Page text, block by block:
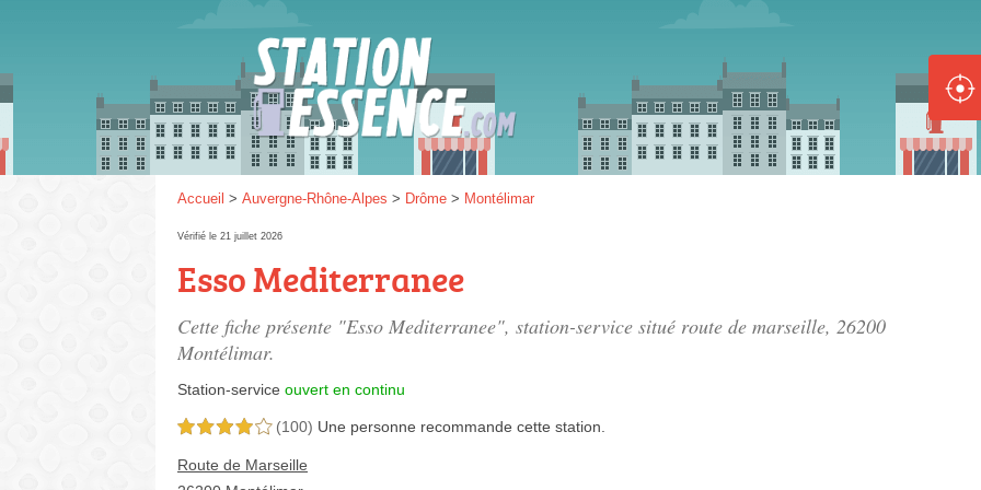
Accueil > Auvergne-Rhône-Alpes > Drôme > Montélimar
Vérifié le 21 juillet 2026
Esso Mediterranee
Cette fiche présente "Esso Mediterranee", station-service situé route de marseille, 26200
Montélimar.
Station-service ouvert en continu
4,0 étoiles sur 5 (100) Une personne recommande cette station.
Route de Marseille
Gazole :
Disponible Épuisé
SP 98 :
SP 95 :
Disponible Épuisé